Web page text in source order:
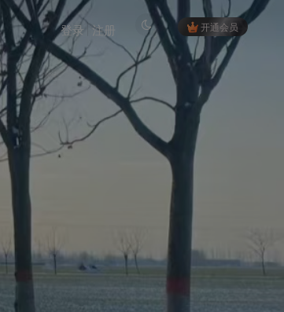
开通会员
登录 注册